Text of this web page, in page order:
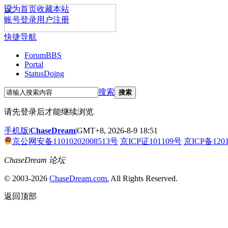
设为首页收藏本站
账号登录用户注册
快捷导航
ForumBBS
Portal
StatusDoing
搜索 搜索
请先登录后才能继续浏览
手机版|ChaseDream|GMT+8, 2026-8-9 18:51
京公网安备11010202008513号 京ICP证101109号 京ICP备
ChaseDream 论坛
© 2003-2026 ChaseDream.com. All Rights Reserved.
返回顶部